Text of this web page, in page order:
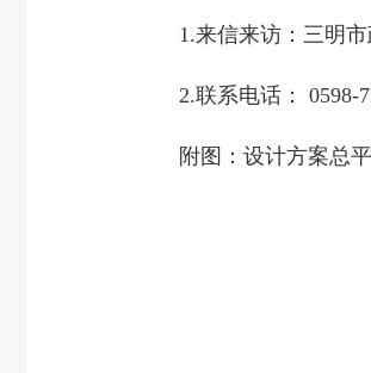
1.来信来访：三明市政
2.联系电话： 0598-
附图：设计方案总平